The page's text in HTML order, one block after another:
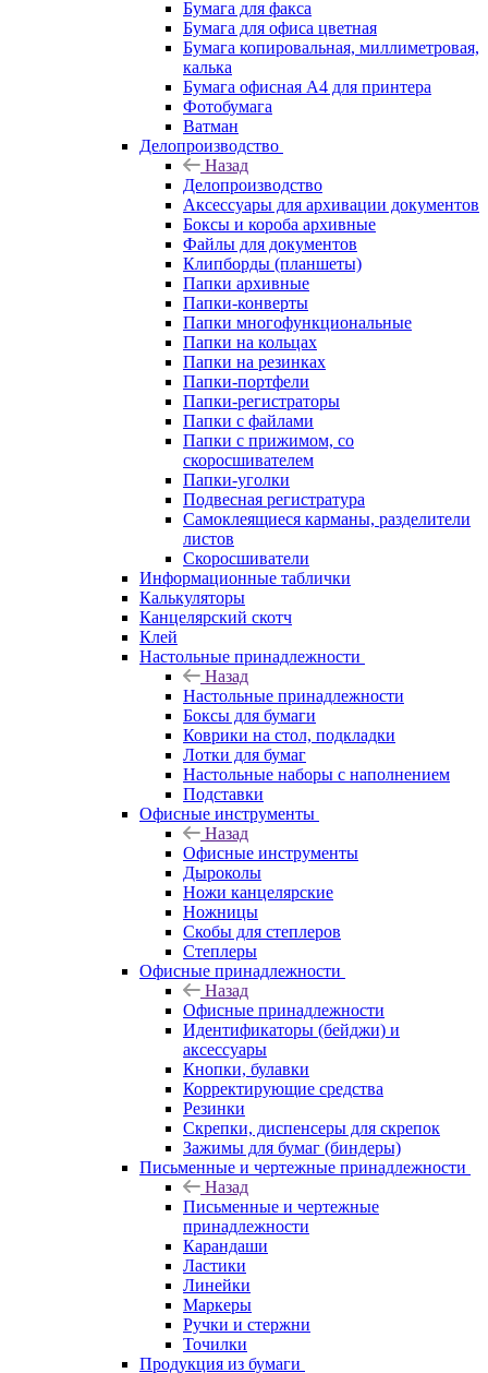
Бумага для факса
Бумага для офиса цветная
Бумага копировальная, миллиметровая,
калька
Бумага офисная А4 для принтера
Фотобумага
Ватман
Делопроизводство
Назад
Делопроизводство
Аксессуары для архивации документов
Боксы и короба архивные
Файлы для документов
Клипборды (планшеты)
Папки архивные
Папки-конверты
Папки многофункциональные
Папки на кольцах
Папки на резинках
Папки-портфели
Папки-регистраторы
Папки с файлами
Папки с прижимом, со
скоросшивателем
Папки-уголки
Подвесная регистратура
Самоклеящиеся карманы, разделители
листов
Скоросшиватели
Информационные таблички
Калькуляторы
Канцелярский скотч
Клей
Настольные принадлежности
Назад
Настольные принадлежности
Боксы для бумаги
Коврики на стол, подкладки
Лотки для бумаг
Настольные наборы с наполнением
Подставки
Офисные инструменты
Назад
Офисные инструменты
Дыроколы
Ножи канцелярские
Ножницы
Скобы для степлеров
Степлеры
Офисные принадлежности
Назад
Офисные принадлежности
Идентификаторы (бейджи) и
аксессуары
Кнопки, булавки
Корректирующие средства
Резинки
Скрепки, диспенсеры для скрепок
Зажимы для бумаг (биндеры)
Письменные и чертежные принадлежности
Назад
Письменные и чертежные
принадлежности
Карандаши
Ластики
Линейки
Маркеры
Ручки и стержни
Точилки
Продукция из бумаги